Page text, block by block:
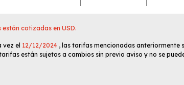
cotizadas en USD.
el 12/12/2024 , las tarifas mencionadas anteriormente
están sujetas a cambios sin previo aviso y no se